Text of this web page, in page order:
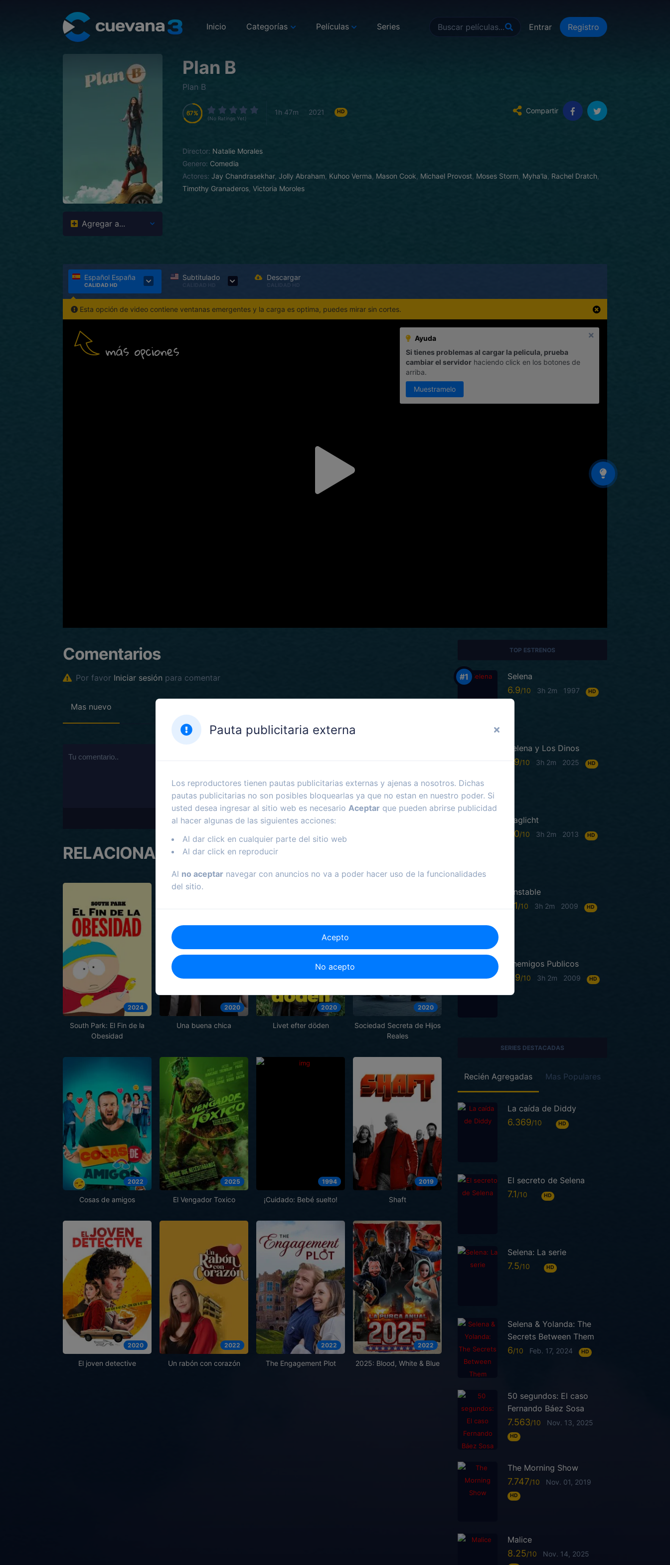
Entrar Registro
Inicio Categorías Películas Series
Agregar a...
Plan B
Plan B
67
67
67
67
(No Ratings Yet)
1h 47m 2021 HD Compartir
Director: Natalie Morales
Genero: Comedia
Actores: Jay Chandrasekhar, Jolly Abraham Kuhoo Verma Mason Cook Michael Provost Moses Storm Myha'la Rachel Dratch
Timothy Granaderos Victoria Moroles
Español España
CALIDAD HD
Subtitulado Descargar
Esta opción de video contiene ventanas emergentes y la carga es optima, puedes mirar sin cortes.
Ayuda
Si tienes problemas al cargar la pelicula, prueba
cambiar el servidor haciendo click en los botones de
arriba.
Muestramelo
Comentarios
Por favor Iniciar sesión para comentar
Mas nuevo
RELACIONADOS
2024
South Park: El Fin de la
Obesidad
2020
Una buena chica
2020
Livet efter döden
2020
Sociedad Secreta de Hijos
Reales
2022
Cosas de amigos
2025
El Vengador Toxico
1994
¡Cuidado: Bebé suelto!
2019
Shaft
2020
El joven detective
2022
Un rabón con corazón
2022
The Engagement Plot
2022
2025: Blood, White & Blue
TOP ESTRENOS
Selena
6.9 3h 2m 1997 HD
Selena y Los Dinos
7.9 3h 2m 2025 HD
Daglicht
7.0 3h 2m 2013 HD
Unstable
6.1 3h 2m 2009 HD
Enemigos Publicos
6.9 3h 2m 2009 HD
SERIES DESTACADAS
Recién Agregadas Mas Populares
La caída de Diddy
6.369 HD
El secreto de Selena
7.1 HD
Selena: La serie
7.5 HD
Selena & Yolanda: The
Secrets Between Them
6 Feb. 17, 2024 HD
50 segundos: El caso
Fernando Báez Sosa
7.563 Nov. 13, 2025
HD
The Morning Show
7.747 Nov. 01, 2019
HD
Malice
8.25 Nov. 14, 2025
Pauta publicitaria externa
Los reproductores tienen pautas publicitarias externas y ajenas a nosotros. Dichas
pautas publicitarias no son posibles bloquearlas ya que no estan en nuestro poder. Si
usted desea ingresar al sitio web es necesario Aceptar que pueden abrirse publicidad
al hacer algunas de las siguientes acciones:
Al dar click en cualquier parte del sitio web
Al dar click en reproducir
Al no aceptar navegar con anuncios no va a poder hacer uso de la funcionalidades
del sitio.
Acepto
No acepto